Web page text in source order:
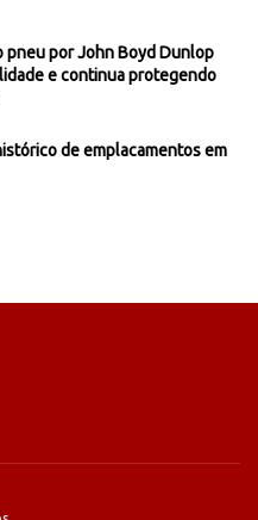
pneu por John Boyd Dunlop
e continua protegendo
de emplacamentos em